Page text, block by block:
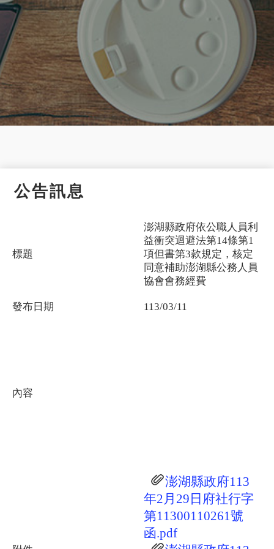
公告訊息
標題
澎湖縣政府依公職人員利
益衝突迴避法第14條第1
項但書第3款規定，核定
同意補助澎湖縣公務人員
協會會務經費
發布日期 113/03/11
內容
澎湖縣政府113
年2月29日府社行字
第11300110261號
函.pdf